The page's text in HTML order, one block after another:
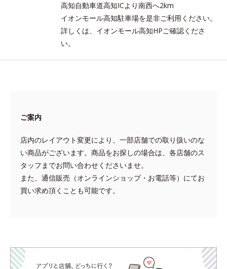
高知自動車道高知ICより南西へ2km
イオンモール高知駐車場を是非ご利用ください。
詳しくは、イオンモール高知HPご確認くださ
い。
ご案内
店内のレイアウト変更により、一部店舗での取り扱いのな
い商品がございます。商品をお探しの場合は、各店舗のス
タッフまでお問い合わせくださいませ。
また、通信販売（オンラインショップ・お電話等）にてお
買い求め頂くことも可能です。